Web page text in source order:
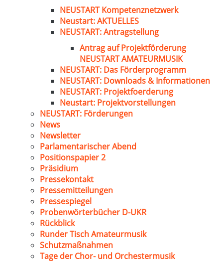
NEUSTART Kompetenznetzwerk
Neustart: AKTUELLES
NEUSTART: Antragstellung
Antrag auf Projektförderung
NEUSTART AMATEURMUSIK
NEUSTART: Das Förderprogramm
NEUSTART: Downloads & Informationen
NEUSTART: Projektfoerderung
Neustart: Projektvorstellungen
NEUSTART: Förderungen
News
Newsletter
Parlamentarischer Abend
Positionspapier 2
Präsidium
Pressekontakt
Pressemitteilungen
Pressespiegel
Probenwörterbücher D-UKR
Rückblick
Runder Tisch Amateurmusik
Schutzmaßnahmen
Tage der Chor- und Orchestermusik